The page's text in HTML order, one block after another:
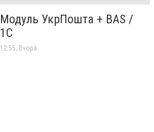
Модуль УкрПошта + BAS /
1C
12:55, Вчора